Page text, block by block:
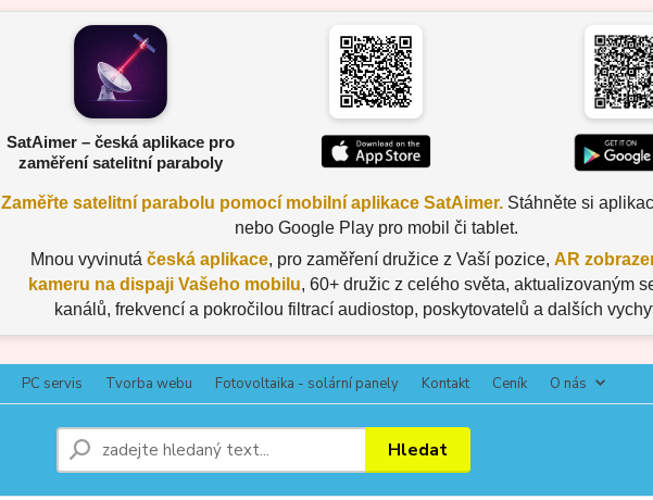
SatAimer – česká aplikace pro
zaměření satelitní paraboly
Zaměřte satelitní parabolu pomocí mobilní aplikace SatAimer.Stáhněte si
nebo Google Play pro mobil či tablet.
Mnou vyvinutá česká aplikace, pro zaměření družice z Vaší pozice, AR
kameru na dispaji Vašeho mobilu, 60+ družic z celého světa, aktualizovaným
kanálů, frekvencí a pokročilou filtrací audiostop, poskytovatelů a dalších
PC servis Tvorba webu Fotovoltaika - solární panely Kontakt Ceník O nás
Hledat